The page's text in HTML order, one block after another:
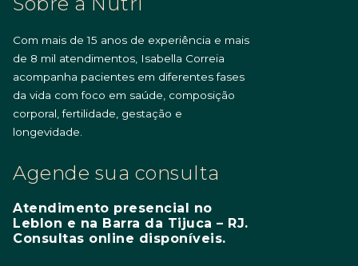
Com mais de 15 anos de experiência e mais
de 8 mil atendimentos, Isabella Correia
acompanha pacientes em diferentes fases
da vida com foco em saúde, composição
corporal, fertilidade, gestação e
longevidade.
Agende sua consulta
Atendimento presencial no
Leblon e na Barra da Tijuca – RJ.
Consultas online disponíveis.